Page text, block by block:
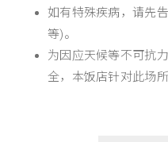
如有特殊疾病，请先
等)。
为因应天候等不可抗
全，本饭店针对此场